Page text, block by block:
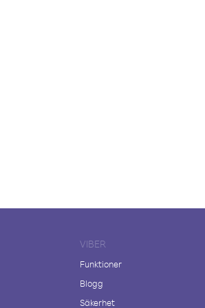
VIBER
Funktioner
Blogg
Säkerhet